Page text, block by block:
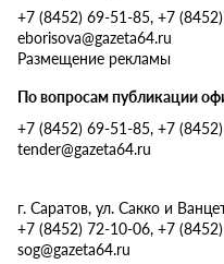
+7 (8452) 69-51-85, +7
eborisova@gazeta64.ru
Размещение рекламы
По вопросам публикации
+7 (8452) 69-51-85, +7
tender@gazeta64.ru
г. Саратов, ул. Сакко и
+7 (8452) 72-10-06, +7
sog@gazeta64.ru